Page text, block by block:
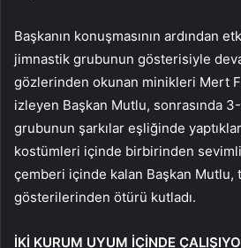
Başkanın konuşmasının ardından
jimnastik grubunun gösterisiyle
gözlerinden okunan minikleri Mert
izleyen Başkan Mutlu, sonrasında
grubunun şarkılar eşliğinde
kostümleri içinde birbirinden
çemberi içinde kalan Başkan Mutlu,
gösterilerinden ötürü kutladı.
İKİ KURUM UYUM İÇİNDE